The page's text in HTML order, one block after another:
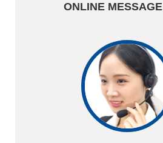
ONLINE MESSAGE